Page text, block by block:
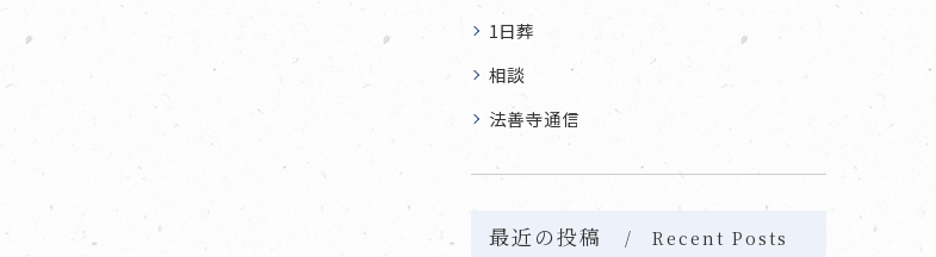
1日葬
相談
法善寺通信
最近の投稿 Recent Posts